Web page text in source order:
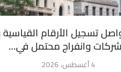
تسجيل الأرقام القياسية
وانفراج محتمل في...
4 أغسطس، 2026